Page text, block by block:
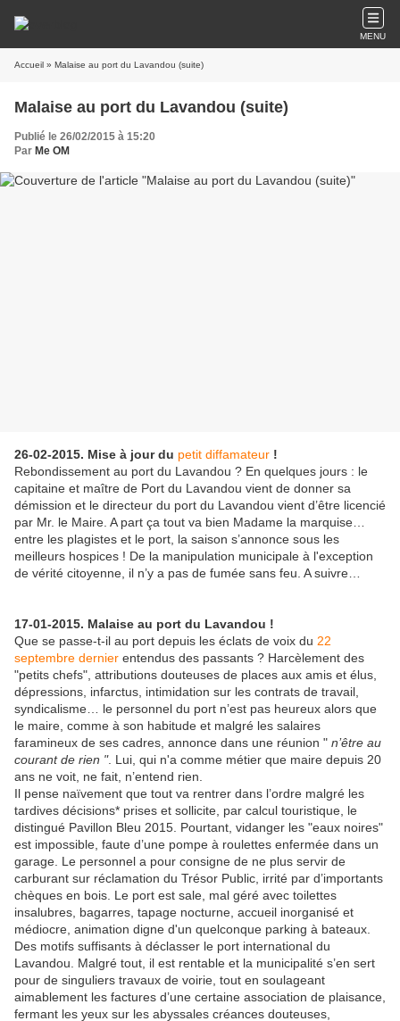
MENU
Accueil » Malaise au port du Lavandou (suite)
Malaise au port du Lavandou (suite)
Publié le 26/02/2015 à 15:20
Par Me OM
26-02-2015. Mise à jour du petit diffamateur !
Rebondissement au port du Lavandou ? En quelques jours : le
capitaine et maître de Port du Lavandou vient de donner sa
démission et le directeur du port du Lavandou vient d’être licencié
par Mr. le Maire. A part ça tout va bien Madame la marquise…
entre les plagistes et le port, la saison s’annonce sous les
meilleurs hospices ! De la manipulation municipale à l'exception
de vérité citoyenne, il n’y a pas de fumée sans feu. A suivre…
17-01-2015. Malaise au port du Lavandou !
Que se passe-t-il au port depuis les éclats de voix du 22
septembre dernier entendus des passants ? Harcèlement des
"petits chefs", attributions douteuses de places aux amis et élus,
dépressions, infarctus, intimidation sur les contrats de travail,
syndicalisme… le personnel du port n’est pas heureux alors que
le maire, comme à son habitude et malgré les salaires
faramineux de ses cadres, annonce dans une réunion " n’être au
courant de rien ". Lui, qui n'a comme métier que maire depuis 20
ans ne voit, ne fait, n’entend rien.
Il pense naïvement que tout va rentrer dans l’ordre malgré les
tardives décisions* prises et sollicite, par calcul touristique, le
distingué Pavillon Bleu 2015. Pourtant, vidanger les "eaux noires"
est impossible, faute d’une pompe à roulettes enfermée dans un
garage. Le personnel a pour consigne de ne plus servir de
carburant sur réclamation du Trésor Public, irrité par d’importants
chèques en bois. Le port est sale, mal géré avec toilettes
insalubres, bagarres, tapage nocturne, accueil inorganisé et
médiocre, animation digne d'un quelconque parking à bateaux.
Des motifs suffisants à déclasser le port international du
Lavandou. Malgré tout, il est rentable et la municipalité s’en sert
pour de singuliers travaux de voirie, tout en soulageant
aimablement les factures d’une certaine association de plaisance,
fermant les yeux sur les abyssales créances douteuses,